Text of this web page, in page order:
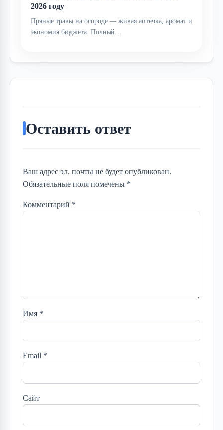
2026 году
Пряные травы на огороде — живая аптечка, аромат и
экономия бюджета. Полный…
Оставить ответ
Ваш адрес эл. почты не будет опубликован.
Обязательные поля помечены *
Комментарий *
Имя *
Email *
Сайт